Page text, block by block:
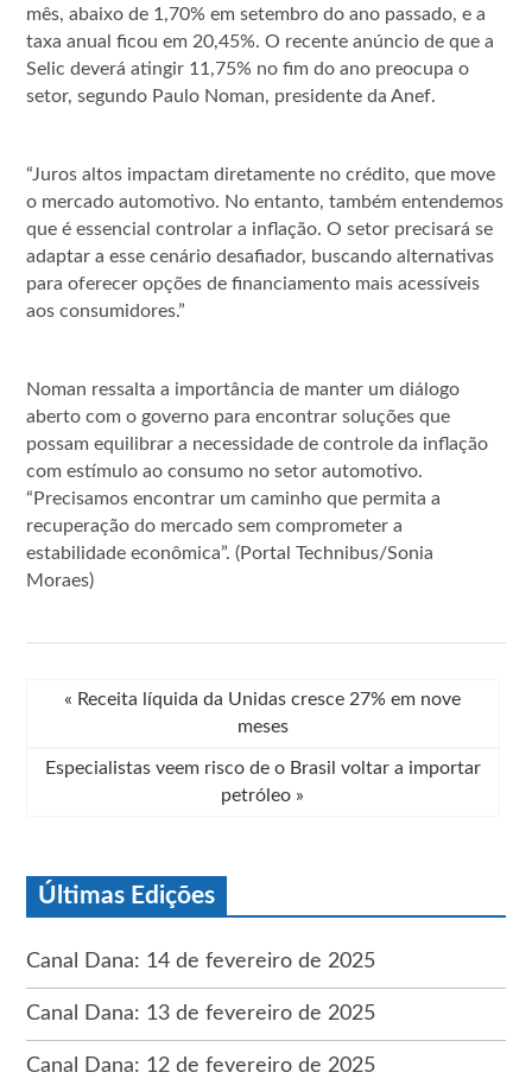
mês, abaixo de 1,70% em setembro do ano passado, e a
taxa anual ficou em 20,45%. O recente anúncio de que a
Selic deverá atingir 11,75% no fim do ano preocupa o
setor, segundo Paulo Noman, presidente da Anef.
“Juros altos impactam diretamente no crédito, que move
o mercado automotivo. No entanto, também entendemos
que é essencial controlar a inflação. O setor precisará se
adaptar a esse cenário desafiador, buscando alternativas
para oferecer opções de financiamento mais acessíveis
aos consumidores.”
Noman ressalta a importância de manter um diálogo
aberto com o governo para encontrar soluções que
possam equilibrar a necessidade de controle da inflação
com estímulo ao consumo no setor automotivo.
“Precisamos encontrar um caminho que permita a
recuperação do mercado sem comprometer a
estabilidade econômica”. (Portal Technibus/Sonia
Moraes)
« Receita líquida da Unidas cresce 27% em nove
meses
Especialistas veem risco de o Brasil voltar a importar
petróleo »
Últimas Edições
Canal Dana: 14 de fevereiro de 2025
Canal Dana: 13 de fevereiro de 2025
Canal Dana: 12 de fevereiro de 2025